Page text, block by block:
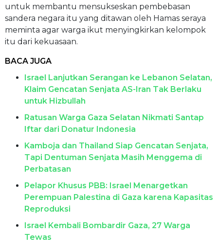
untuk membantu mensukseskan pembebasan
sandera negara itu yang ditawan oleh Hamas seraya
meminta agar warga ikut menyingkirkan kelompok
itu dari kekuasaan.
BACA JUGA
Israel Lanjutkan Serangan ke Lebanon Selatan,
Klaim Gencatan Senjata AS-Iran Tak Berlaku
untuk Hizbullah
Ratusan Warga Gaza Selatan Nikmati Santap
Iftar dari Donatur Indonesia
Kamboja dan Thailand Siap Gencatan Senjata,
Tapi Dentuman Senjata Masih Menggema di
Perbatasan
Pelapor Khusus PBB: Israel Menargetkan
Perempuan Palestina di Gaza karena Kapasitas
Reproduksi
Israel Kembali Bombardir Gaza, 27 Warga
Tewas